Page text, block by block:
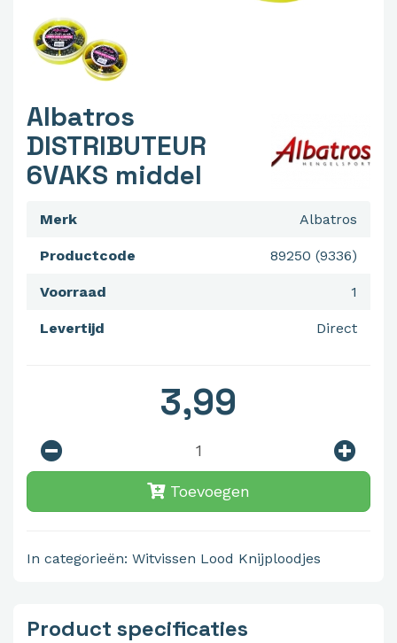
Albatros
DISTRIBUTEUR
6VAKS middel
Albatros
Merk
89250 (9336)
Productcode
1
Voorraad
Direct
Levertijd
3,99
Toevoegen
In categorieën: Witvissen Lood Knijploodjes
Product specificaties